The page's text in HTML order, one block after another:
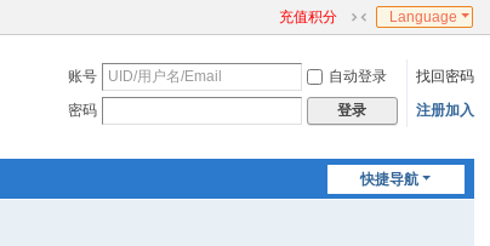
充值积分
切
到
窄
版
Language
账号 自动登录
找回密码
密码
登录 注册加入
快捷导航